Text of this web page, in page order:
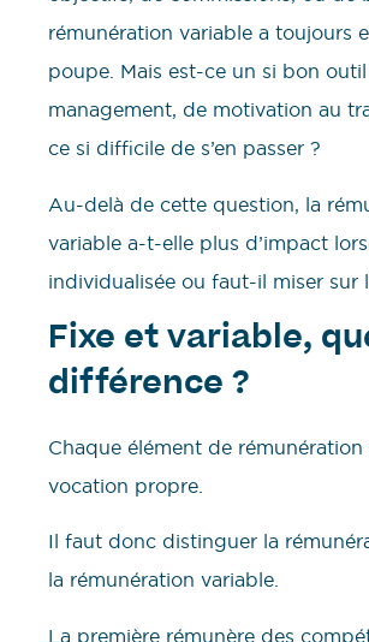
rémunération variable a toujours
poupe. Mais est-ce un si bon
management, de motivation au
ce si difficile de s’en passer ?
Au-delà de cette question, la
variable a-t-elle plus d’impact
individualisée ou faut-il miser sur
Fixe et variable,
différence ?
Chaque élément de rémunération
vocation propre.
Il faut donc distinguer la
la rémunération variable.
La première rémunère des